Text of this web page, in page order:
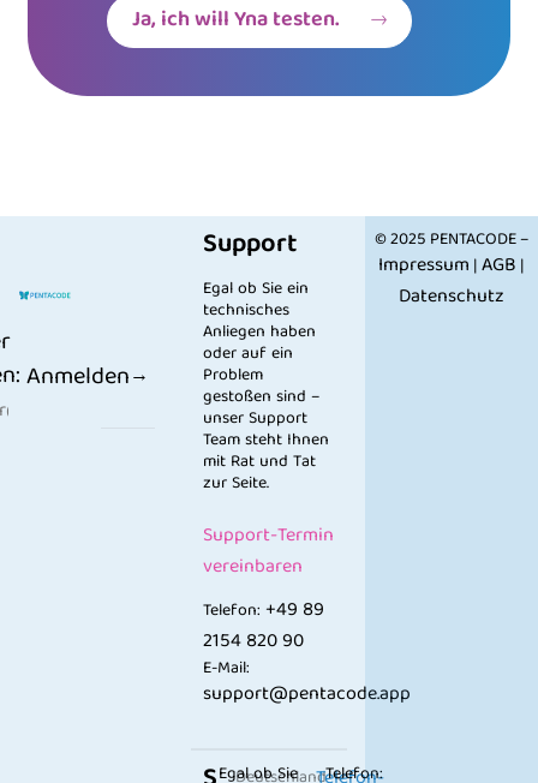
Ja, ich will Yna testen.
Anmelden
Support
Egal ob Sie ein
technisches
Anliegen haben
oder auf ein
Problem
gestoßen sind –
unser Support
Team steht Ihnen
mit Rat und Tat
zur Seite.
Support-Termin
vereinbaren
Telefon: +49 89
2154 820 90
E-Mail:
support@pentacode.app
Deutschland
Egal ob Sie
Telefon:
© 2025 PENTACODE –
Impressum |AGB |
Datenschutz